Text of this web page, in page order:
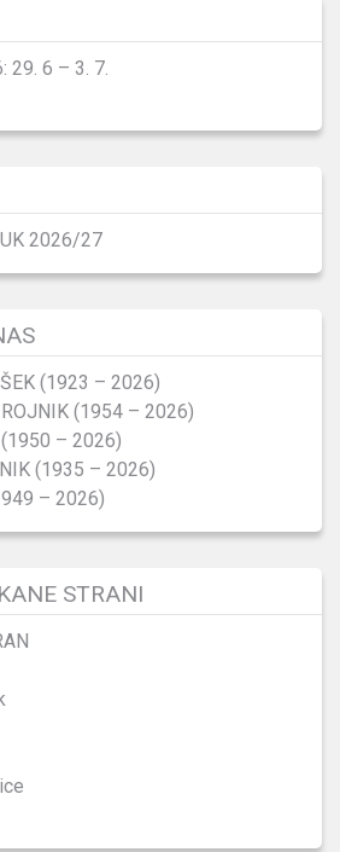
29. 6 – 3. 7.
2026/27
(1923 – 2026)
(1954 – 2026)
– 2026)
(1935 – 2026)
– 2026)
STRANI